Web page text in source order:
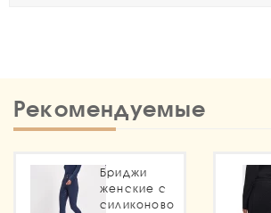
Рекомендуемые
Бриджи
женские с
силиконовой